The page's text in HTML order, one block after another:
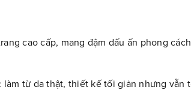
cao cấp, mang đậm dấu ấn phong
làm từ da thật, thiết kế tối giản nhưng